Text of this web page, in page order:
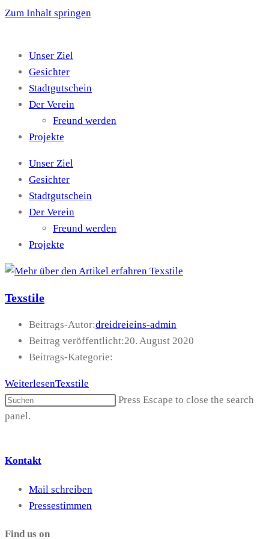
Zum Inhalt springen
Unser Ziel
Gesichter
Stadtgutschein
Der Verein
Freund werden
Projekte
Unser Ziel
Gesichter
Stadtgutschein
Der Verein
Freund werden
Projekte
Texstile
Beitrags-Autor:dreidreieins-admin
Beitrag veröffentlicht:20. August 2020
Beitrags-Kategorie:
WeiterlesenTexstile
Press Escape to close the search
panel.
Kontakt
Mail schreiben
Pressestimmen
Find us on